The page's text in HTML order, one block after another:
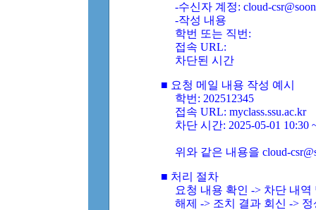
-수신자 계정: cloud-
-작성 내용
학번 또는 직번:
접속 URL:
차단된 시간
■ 요청 메일 내용 작성 예시
학번: 202512345
접속 URL: myclass.ssu.ac.kr
차단 시간: 2025-05-01 10:30
위와 같은 내용을 cloud-
■ 처리 절차
요청 내용 확인 -> 차단 내
해제 -> 조치 결과 회신 ->